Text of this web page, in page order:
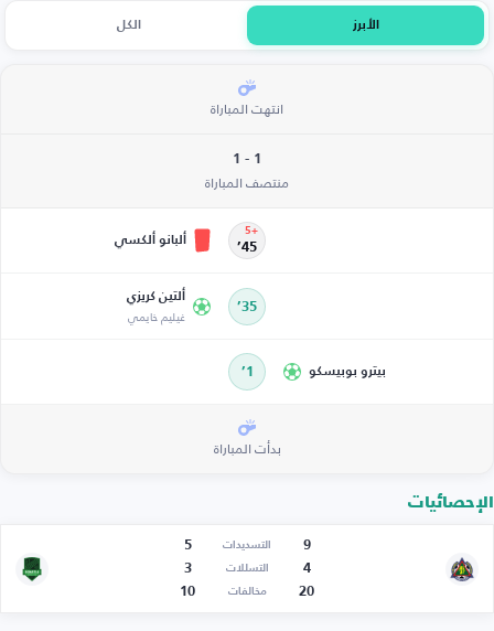
الأبرز الكل
انتهت المباراة
1 - 1
منتصف المباراة
45’
+5
ألبانو ألكسي
35’
ألتين كريزي
غيليم خايمي
بيترو بوبيسكو 1’
بدأت المباراة
الإحصائيات
9 التسديدات
5
4
التسللات
3
20
مخالفات 10